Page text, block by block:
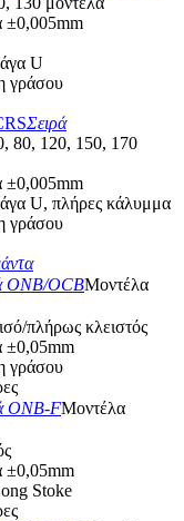
±0,005mm
U
γράσου
Σειρά
80, 120, 150, 170
±0,005mm
U, πλήρες κάλυμμα
γράσου
ONB/OCBΜοντέλα
πλήρως κλειστός
±0,05mm
γράσου
ONB-FΜοντέλα
±0,05mm
Stoke